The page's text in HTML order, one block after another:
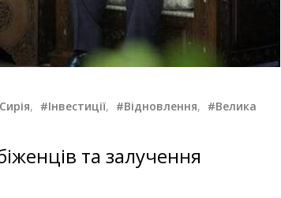
, #Інвестиції, #Відновлення, #Велика
та залучення